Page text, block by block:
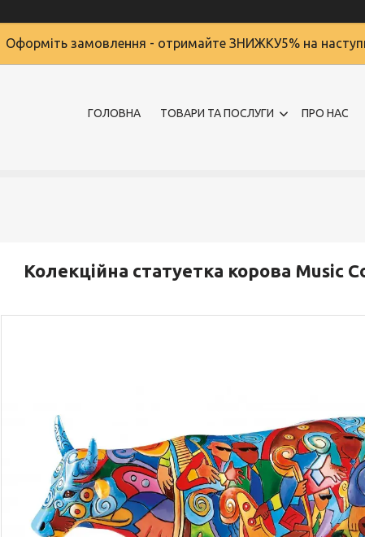
Оформіть замовлення - отримайте ЗНИЖКУ5% на
ГОЛОВНА ТОВАРИ ТА ПОСЛУГИ ПРО НАС
Колекційна статуетка корова Music